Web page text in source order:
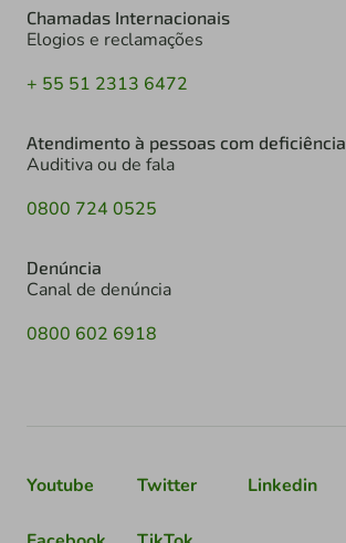
Chamadas Internacionais
Elogios e reclamações
+ 55 51 2313 6472
Atendimento à pessoas com deficiência
Auditiva ou de fala
0800 724 0525
Denúncia
Canal de denúncia
0800 602 6918
Youtube Twitter Linkedin